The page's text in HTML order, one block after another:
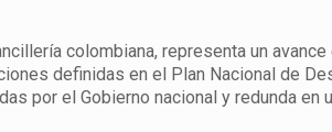
colombiana, representa un
definidas en el Plan Nacional de
por el Gobierno nacional y redunda en